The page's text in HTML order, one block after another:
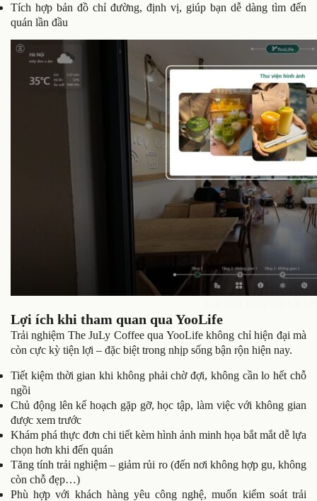
Tích hợp bản đồ chỉ đường, định vị, giúp bạn dễ dàng tìm đến
quán lần đầu
Lợi ích khi tham quan qua YooLife
Trải nghiệm The JuLy Coffee qua YooLife không chỉ hiện đại mà
còn cực kỳ tiện lợi – đặc biệt trong nhịp sống bận rộn hiện nay.
Tiết kiệm thời gian khi không phải chờ đợi, không cần lo hết chỗ
ngồi
Chủ động lên kế hoạch gặp gỡ, học tập, làm việc với không gian
được xem trước
Khám phá thực đơn chi tiết kèm hình ảnh minh họa bắt mắt dễ lựa
chọn hơn khi đến quán
Tăng tính trải nghiệm – giảm rủi ro (đến nơi không hợp gu, không
còn chỗ đẹp…)
Phù hợp với khách hàng yêu công nghệ, muốn kiểm soát trải